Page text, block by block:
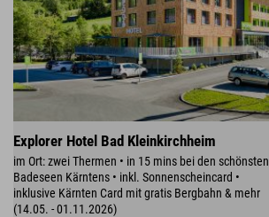
Explorer Hotel Bad Kleinkirchheim
im Ort: zwei Thermen • in 15 mins bei den schönsten
Badeseen Kärntens • inkl. Sonnenscheincard •
inklusive Kärnten Card mit gratis Bergbahn & mehr
(14.05. - 01.11.2026)